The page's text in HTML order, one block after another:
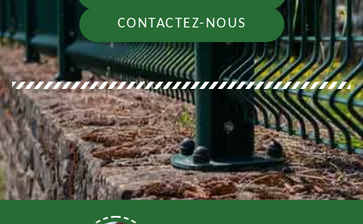
CONTACTEZ-NOUS